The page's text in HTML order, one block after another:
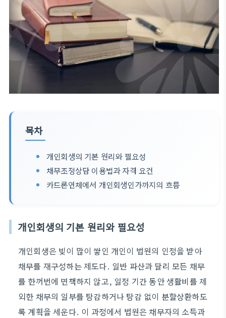
목차
개인회생의 기본 원리와 필요성
채무조정상담 이용법과 자격 요건
카드론연체에서 개인회생인가까지의 흐름
개인회생의 기본 원리와 필요성
개인회생은 빚이 많이 쌓인 개인이 법원의 인정을 받아
채무를 재구성하는 제도다. 일반 파산과 달리 모든 채무
를 한꺼번에 면책하지 않고, 일정 기간 동안 생활비를 제
외한 채무의 일부를 탕감하거나 탕감 없이 분할상환하도
록 계획을 세운다. 이 과정에서 법원은 채무자의 소득과